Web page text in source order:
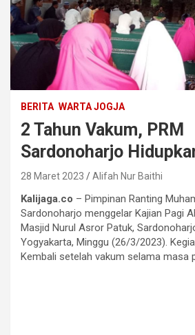
BERITA WARTA JOGJA
2 Tahun Vakum, PRM
Sardonoharjo
28 Maret 2023 Alifah Nur Baithi
Kalijaga.co – Pimpinan Ranting
Sardonoharjo menggelar Kajian Pagi
Masjid Nurul Asror Patuk,
Yogyakarta, Minggu (26/3/2023).
Kembali setelah vakum selama masa